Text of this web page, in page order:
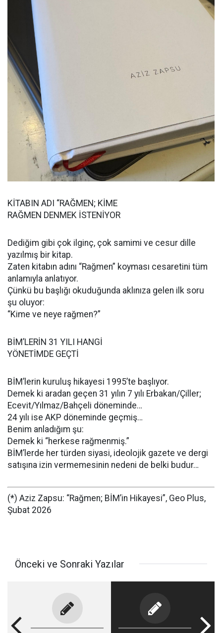
KİTABIN ADI “RAĞMEN; KİME
RAĞMEN DENMEK İSTENİYOR
Dediğim gibi çok ilginç, çok samimi ve cesur dille
yazılmış bir kitap.
Zaten kitabın adını “Rağmen” koyması cesaretini tüm
anlamıyla anlatıyor.
Çünkü bu başlığı okuduğunda aklınıza gelen ilk soru
şu oluyor:
“Kime ve neye rağmen?”
BİM’LERİN 31 YILI HANGİ
YÖNETİMDE GEÇTİ
BİM’lerin kuruluş hikayesi 1995’te başlıyor.
Demek ki aradan geçen 31 yılın 7 yılı Erbakan/Çiller;
Ecevit/Yılmaz/Bahçeli döneminde…
24 yılı ise AKP döneminde geçmiş…
Benim anladığım şu:
Demek ki “herkese rağmenmiş.”
BİM’lerde her türden siyasi, ideolojik gazete ve dergi
satışına izin vermemesinin nedeni de belki budur…
(*) Aziz Zapsu: “Rağmen; BİM’in Hikayesi”, Geo Plus,
Şubat 2026
Önceki ve Sonraki Yazılar